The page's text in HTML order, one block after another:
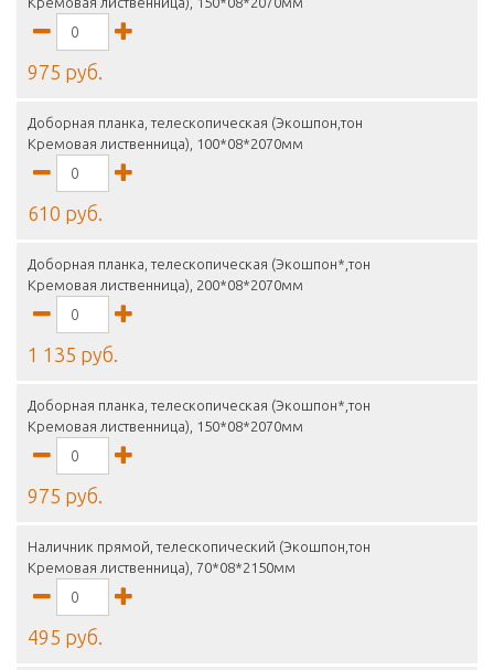
975 руб.
Доборная планка, телескопическая (Экошпон,тон
Кремовая лиственница), 100*08*2070мм
610 руб.
Доборная планка, телескопическая (Экошпон*,тон
Кремовая лиственница), 200*08*2070мм
1 135 руб.
Доборная планка, телескопическая (Экошпон*,тон
Кремовая лиственница), 150*08*2070мм
975 руб.
Наличник прямой, телескопический (Экошпон,тон
Кремовая лиственница), 70*08*2150мм
495 руб.